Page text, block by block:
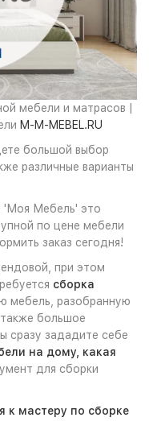
мебели и матрасов |
M-M-MEBEL.RU
большой выбор
различные варианты
'Моя Мебель' это
по цене мебели
заказ сегодня!
при этом
сборка
мебель, разобранную
большое
сразу зададите себе
на дому, какая
для сборки
к мастеру по сборке